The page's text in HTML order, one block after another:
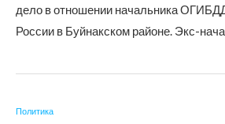
дело в отношении начальника
России в Буйнакском районе. Экс-
Политика